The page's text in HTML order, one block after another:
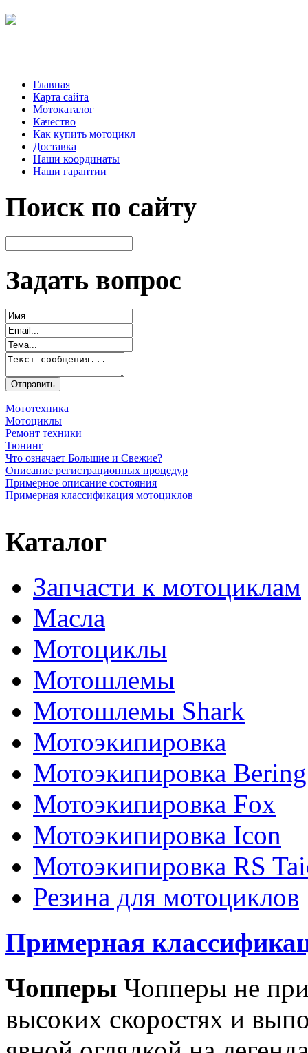
Главная
Карта сайта
Мотокаталог
Качество
Как купить мотоцикл
Доставка
Наши координаты
Наши гарантии
Поиск по сайту
Задать вопрос
Мототехника
Мотоциклы
Ремонт техники
Тюнинг
Что означает Большие и Свежие?
Описание регистрационных процедур
Примерное описание состояния
Примерная классификация мотоциклов
Каталог
Запчасти к мотоциклам
Масла
Мотоциклы
Мотошлемы
Мотошлемы Shark
Мотоэкипировка
Мотоэкипировка Bering
Мотоэкипировка Fox
Мотоэкипировка Icon
Мотоэкипировка RS
Резина для мотоциклов
Примерная
Чопперы Чопперы не
высоких скоростях и